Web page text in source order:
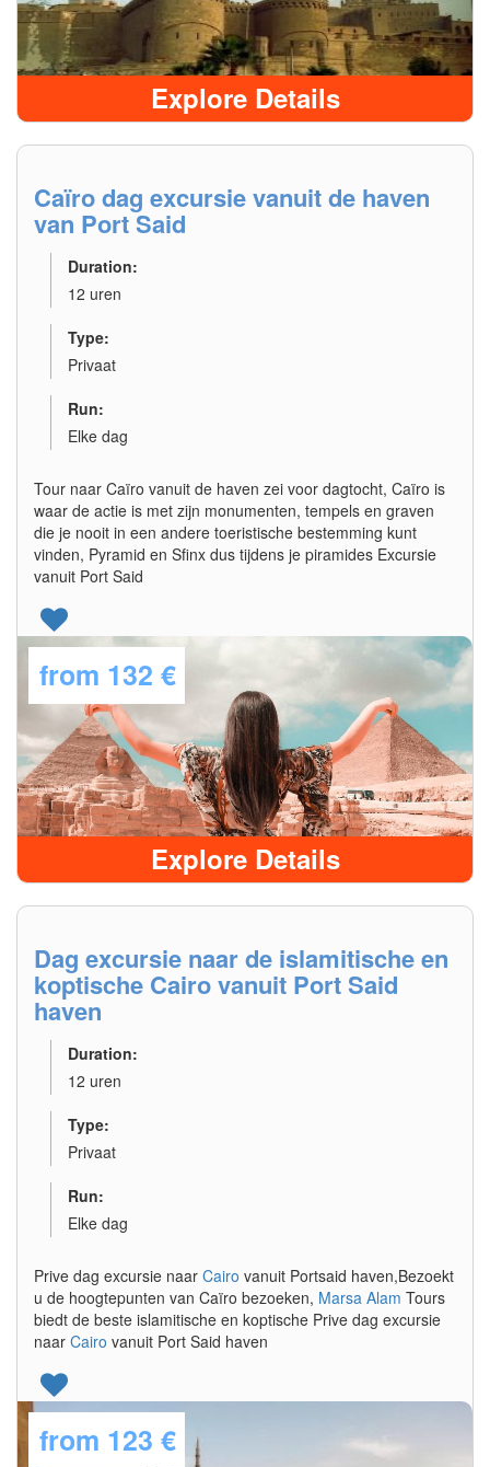
Explore Details
Caïro dag excursie vanuit de haven
van Port Said
Duration:
12 uren
Type:
Privaat
Run:
Elke dag
Tour naar Caïro vanuit de haven zei voor dagtocht, Caïro is
waar de actie is met zijn monumenten, tempels en graven
die je nooit in een andere toeristische bestemming kunt
vinden, Pyramid en Sfinx dus tijdens je piramides Excursie
vanuit Port Said
from 132 €
Explore Details
Dag excursie naar de islamitische en
koptische Cairo vanuit Port Said
haven
Duration:
12 uren
Type:
Privaat
Run:
Elke dag
Prive dag excursie naar Cairo vanuit Portsaid haven,Bezoekt
u de hoogtepunten van Caïro bezoeken, Marsa Alam Tours
biedt de beste islamitische en koptische Prive dag excursie
naar Cairo vanuit Port Said haven
from 123 €